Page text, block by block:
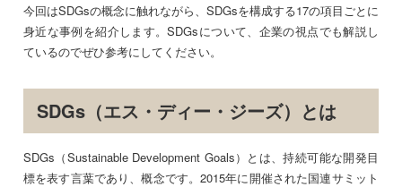
今回はSDGsの概念に触れながら、SDGsを構成する17の項目ごとに
身近な事例を紹介します。SDGsについて、企業の視点でも解説し
ているのでぜひ参考にしてください。
SDGs（エス・ディー・ジーズ）とは
SDGs（Sustainable Development Goals）とは、持続可能な開発目
標を表す言葉であり、概念です。2015年に開催された国連サミット